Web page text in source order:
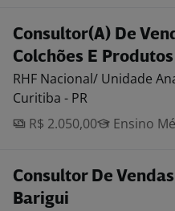
Consultor(A) De
Colchões E
RHF Nacional/ Unidade
Curitiba - PR
R$ 2.050,00
Ensino
Consultor De
Barigui